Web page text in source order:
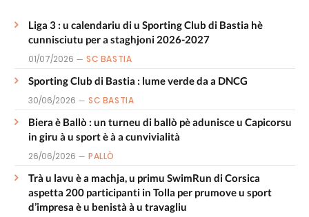
Liga 3 : u calendariu di u Sporting Club di Bastia hè
cunnisciutu per a staghjoni 2026-2027
01/07/2026 SC BASTIA
Sporting Club di Bastia : lume verde da a DNCG
30/06/2026 SC BASTIA
Biera è Ballò : un turneu di ballò pè adunisce u Capicorsu
in giru à u sport è à a cunvivialità
26/06/2026 PALLÒ
Trà u lavu è a machja, u primu SwimRun di Corsica
aspetta 200 participanti in Tolla per prumove u sport
d’impresa è u benistà à u travagliu